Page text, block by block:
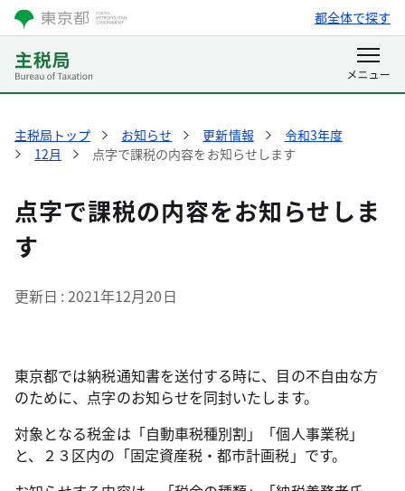
都全体で探す
主税局トップ お知らせ 更新情報
令和3年度
12月
点字で課税の内容をお知らせします
点字で課税の内容をお知らせしま
す
更新日 2021年12月20日
東京都では納税通知書を送付する時に、目の不自由な方
のために、点字のお知らせを同封いたします。
対象となる税金は「自動車税種別割」「個人事業税」
と、２３区内の「固定資産税・都市計画税」です。